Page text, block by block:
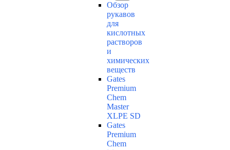
Обзор
рукавов
для
кислотных
растворов
и
химических
веществ
Gates
Premium
Chem
Master
XLPE SD
Gates
Premium
Chem